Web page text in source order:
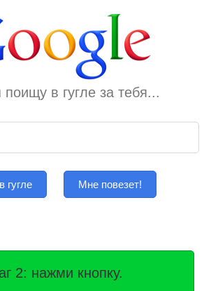
в гугле за тебя...
гугле Мне повезет!
2: нажми кнопку.